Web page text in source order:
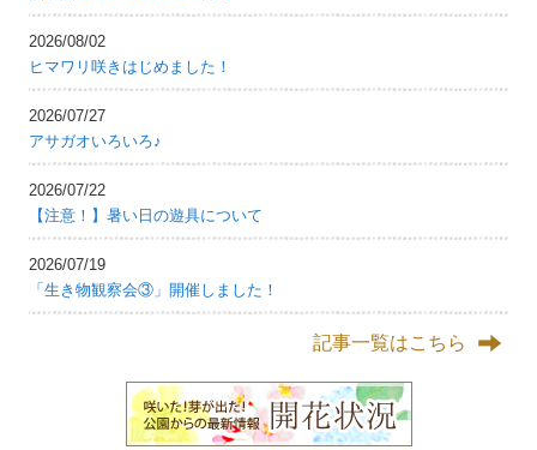
2026/08/02
ヒマワリ咲きはじめました！
2026/07/27
アサガオいろいろ♪
2026/07/22
【注意！】暑い日の遊具について
2026/07/19
「生き物観察会③」開催しました！
記事一覧はこちら